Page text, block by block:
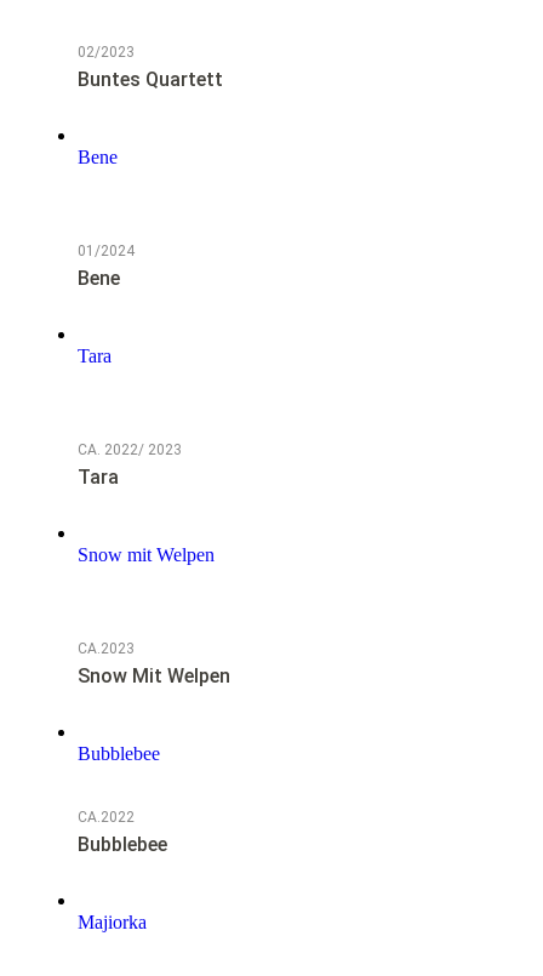
02/2023
Buntes Quartett
Bene
01/2024
Bene
Tara
CA. 2022/ 2023
Tara
Snow mit Welpen
CA.2023
Snow Mit Welpen
Bubblebee
CA.2022
Bubblebee
Majiorka